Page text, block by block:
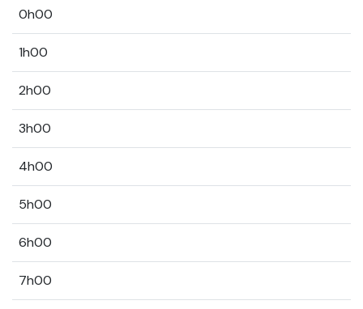
0h00
1h00
2h00
3h00
4h00
5h00
6h00
7h00